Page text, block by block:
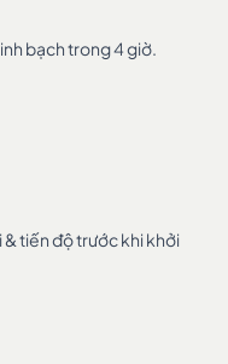
bạch trong 4 giờ.
tiến độ trước khi khởi